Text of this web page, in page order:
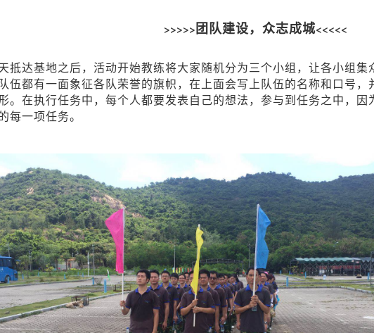
>>>>> 团队建设，众志成城<<<<<
抵达基地之后， 活动开始教练将大家随机分为三个小组，让各小组集
伍都有一面象征各队荣誉的旗帜，在上面会写上队伍的名称和口号，
。在执行任务中，每个人都要发表自己的想法，参与到任务之中，因
每一项任务。